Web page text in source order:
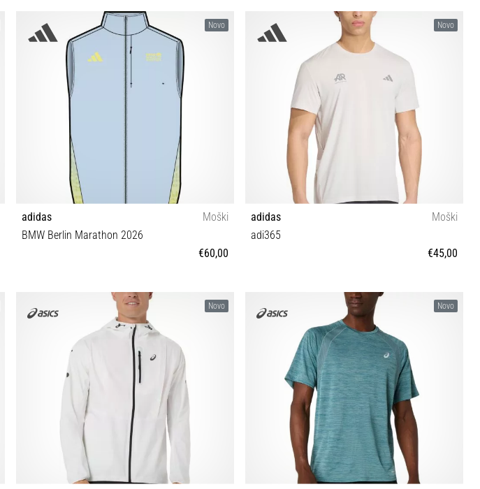
M-L S/M
Novo
adidas
Moški
BMW Berlin Marathon 2026
€60,00
S M L XL
Novo
adidas
Moški
adi365
€45,00
S M L XL
Novo Novo